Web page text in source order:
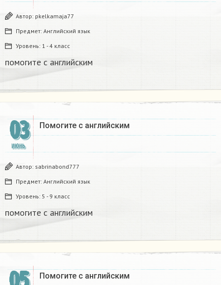
Автор: pkelkamaja77
Предмет: Английский язык
Уровень: 1 - 4 класс
помогите с английским
03
ИЮНЬ
Помогите с английским
Автор: sabrinabond777
Предмет: Английский язык
Уровень: 5 - 9 класс
помогите с английским
Помогите с английским